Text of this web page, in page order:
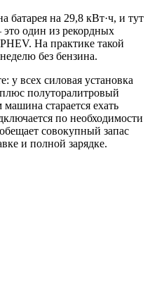
батарея на 29,8 кВт·ч, и тут
один из рекордных
На практике такой
без бензина.
у всех силовая установка
полуторалитровый
старается ехать
по необходимости
совокупный запас
и полной зарядке.